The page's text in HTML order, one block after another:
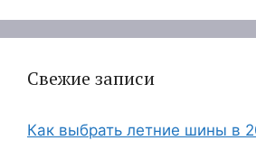
Свежие записи
Как выбрать летние шины в